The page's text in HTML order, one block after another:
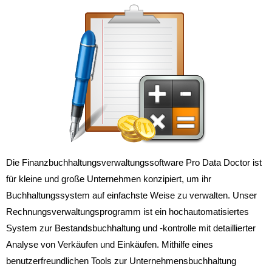
Die Finanzbuchhaltungsverwaltungssoftware Pro Data Doctor ist
für kleine und große Unternehmen konzipiert, um ihr
Buchhaltungssystem auf einfachste Weise zu verwalten. Unser
Rechnungsverwaltungsprogramm ist ein hochautomatisiertes
System zur Bestandsbuchhaltung und -kontrolle mit detaillierter
Analyse von Verkäufen und Einkäufen. Mithilfe eines
benutzerfreundlichen Tools zur Unternehmensbuchhaltung